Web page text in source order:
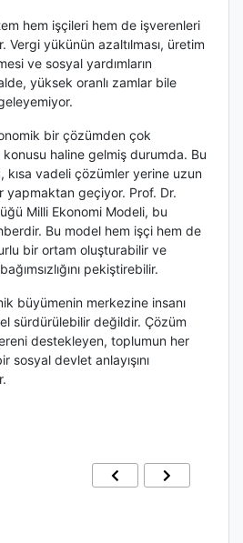
hem işçileri hem de işverenleri
Vergi yükünün azaltılması, üretim
ve sosyal yardımların
yüksek oranlı zamlar bile
bir çözümden çok
haline gelmiş durumda. Bu
kısa vadeli çözümler yerine uzun
yapmaktan geçiyor. Prof. Dr.
Milli Ekonomi Modeli, bu
Bu model hem işçi hem de
bir ortam oluşturabilir ve
pekiştirebilir.
büyümenin merkezine insanı
sürdürülebilir değildir. Çözüm
destekleyen, toplumun her
sosyal devlet anlayışını